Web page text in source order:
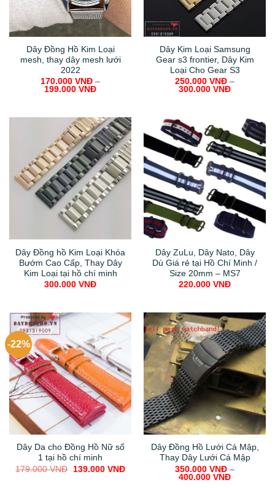
Dây Đồng Hồ Kim Loại
mesh, thay dây mesh lưới
2022
170.000 VNĐ –
199.000 VNĐ
Dây Kim Loại Samsung
Gear s3 frontier, Dây Kim
Loại Cho Gear S3
250.000 VNĐ –
300.000 VNĐ
Dây Đồng hồ Kim Loại Khóa
Bướm Cao Cấp, Thay Dây
Kim Loại tại hồ chí minh
300.000 VNĐ
Dây ZuLu, Dây Nato, Dây
Dù Giá rẻ tại Hồ Chí Minh /
Size 20mm – MS7
220.000 VNĐ
-22%
Dây Da cho Đồng Hồ Nữ số
1 tại hồ chí minh
179.000VNĐ
Original
139.000 VNĐCurrent
Dây Đồng Hồ Lưới Cá Mập,
Thay Dây Lưới Cá Mập
350.000 VNĐ –
400.000 VNĐ